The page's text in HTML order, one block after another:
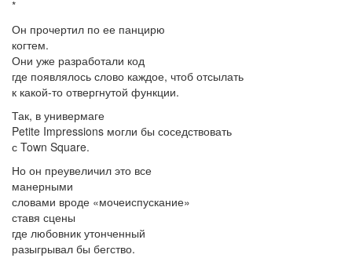
*
Он прочертил по ее панцирю
когтем.
Они уже разработали код
где появлялось слово каждое, чтоб отсылать
к какой-то отвергнутой функции.
Так, в универмаге
Petite Impressions могли бы соседствовать
с Town Square.
Но он преувеличил это все
манерными
словами вроде «мочеиспускание»
ставя сцены
где любовник утонченный
разыгрывал бы бегство.